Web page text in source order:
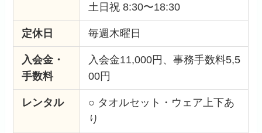
土日祝 8:30〜18:30
定休日 毎週木曜日
入会金・
手数料
入会金11,000円、事務手数料5,5
00円
レンタル
○ タオルセット・ウェア上下あ
り